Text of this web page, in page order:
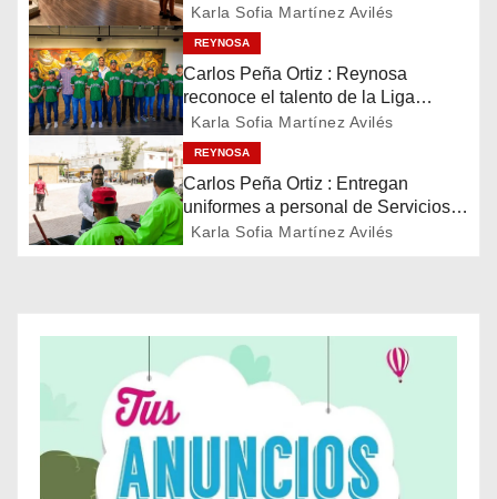
a
c
i
ó
n
d
e
Museo del Ferrocarril Reynosa
Karla Sofia Martínez Avilés
REYNOSA
Carlos Peña Ortiz : Reynosa
reconoce el talento de la Liga
Treviño Kelly, subcampeona
latinoamericana
Karla Sofia Martínez Avilés
REYNOSA
Carlos Peña Ortiz : Entregan
uniformes a personal de Servicios
Públicos de Reynosa
Karla Sofia Martínez Avilés